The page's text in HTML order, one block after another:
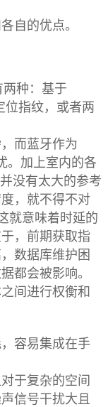
自的优点。
种：基于
位指纹，或者两
而蓝牙作为
。加上室内的各
没有太大的参考
，就不得不对
就意味着时延的
，前期获取指
数据库维护困
都会被影响。
间进行权衡和
容易集成在手
于复杂的空间
信号干扰大且